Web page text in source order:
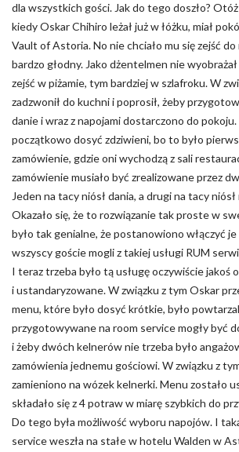
dla wszystkich gości. Jak do tego doszło?
kiedy Oskar Chihiro leżał już w łóżku, miał
Vault of Astoria. No nie chciało mu się zejść do
bardzo głodny. Jako dżentelmen nie
zejść w piżamie, tym bardziej w szlafroku. W
zadzwonił do kuchni i poprosił, żeby
danie i wraz z napojami dostarczono do
początkowo dosyć zdziwieni, bo to było
zamówienie, gdzie oni wychodzą z sali
zamówienie musiało być zrealizowane przez
Jeden na tacy niósł dania, a drugi na tacy
Okazało się, że to rozwiązanie tak proste w
było tak genialne, że postanowiono włączyć je
wszyscy goście mogli z takiej usługi RUM
I teraz trzeba było tą usługę oczywiście jakoś
i ustandaryzowane. W związku z tym Oskar
menu, które było dosyć krótkie, było
przygotowywane na room service mogły być
i żeby dwóch kelnerów nie trzeba było
zamówienia jednemu gościowi. W związku z
zamieniono na wózek kelnerki. Menu zostało
składało się z 4 potraw w miarę szybkich do
Do tego była możliwość wyboru napojów. I
service weszła na stałe w hotelu Walden w